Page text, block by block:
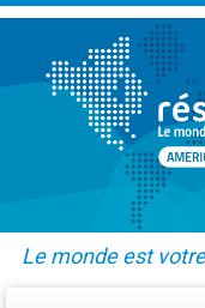
Le monde est